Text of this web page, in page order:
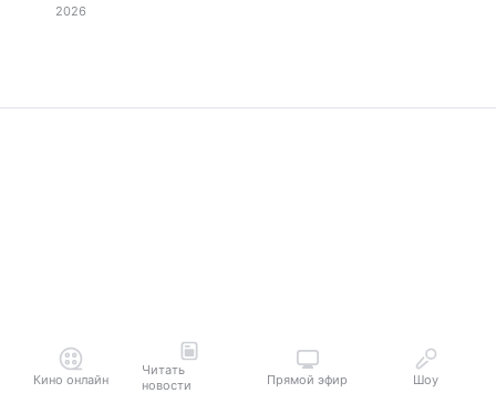
2026
Кино онлайн
Читать
новости
Прямой эфир Шоу